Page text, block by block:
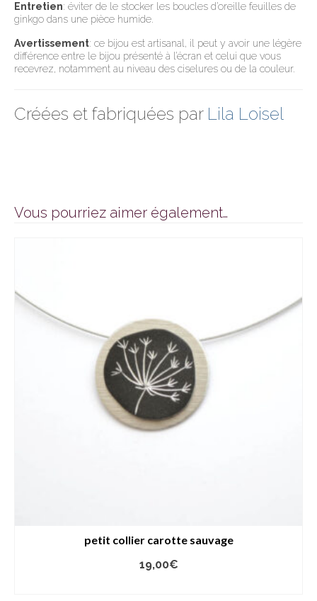
Entretien: éviter de le stocker les boucles d’oreille feuilles de
ginkgo dans une pièce humide.
Avertissement: ce bijou est artisanal, il peut y avoir une légère
différence entre le bijou présenté à l’écran et celui que vous
recevrez, notamment au niveau des ciselures ou de la couleur.
Créées et fabriquées par Lila Loisel
Vous pourriez aimer également…
petit collier carotte sauvage
19,00€